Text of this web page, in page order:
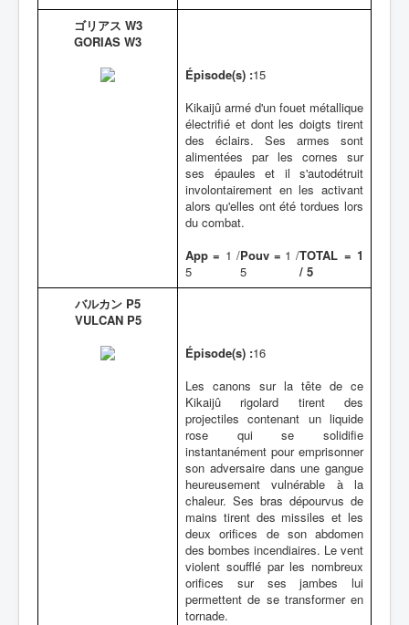
ゴリアス W3
GORIAS W3
Épisode(s) :15
Kikaijû armé d'un fouet métallique
électrifié et dont les doigts tirent
des éclairs. Ses armes sont
alimentées par les cornes sur
ses épaules et il s'autodétruit
involontairement en les activant
alors qu'elles ont été tordues lors
du combat.
App = 1 /
5
Pouv = 1 /
5
TOTAL = 1
/ 5
バルカン P5
VULCAN P5
Épisode(s) :16
Les canons sur la tête de ce
Kikaijû rigolard tirent des
projectiles contenant un liquide
rose qui se solidifie
instantanément pour emprisonner
son adversaire dans une gangue
heureusement vulnérable à la
chaleur. Ses bras dépourvus de
mains tirent des missiles et les
deux orifices de son abdomen
des bombes incendiaires. Le vent
violent soufflé par les nombreux
orifices sur ses jambes lui
permettent de se transformer en
tornade.